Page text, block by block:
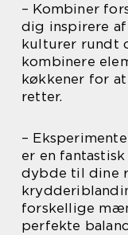
– Kombiner
dig inspirere
kulturer rundt
kombinere
køkkener for
retter.
–
er en
dybde til dine
forskellige
perfekte